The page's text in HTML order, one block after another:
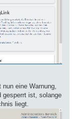
eine Warnung,
gesperrt ist, solange
liegt.